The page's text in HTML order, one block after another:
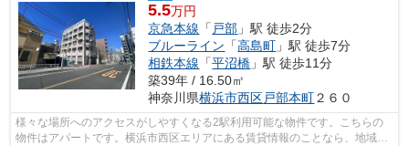
5.5万円
京急本線 「 戸部 」駅 徒歩2分
ブルーライン 「高島町 」駅 徒歩7分
相鉄本線 「平沼橋 」駅 徒歩11分
築39年 / 16.50㎡
神奈川県横浜市西区戸部本町２６０
様々な場所へのアクセスがしやすくなる2駅利用可能な物件です。こちらの
物件はアパートです。横浜市西区エリアにある賃貸情報のことなら、地域に